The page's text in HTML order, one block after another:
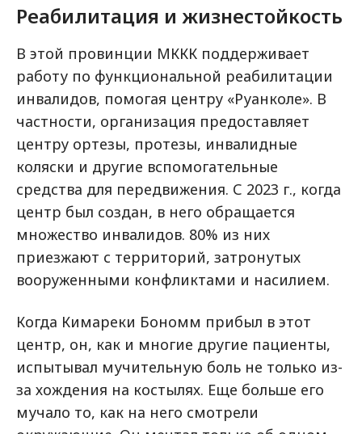
Реабилитация и жизнестойкость
В этой провинции МККК поддерживает
работу по функциональной реабилитации
инвалидов, помогая центру «Руанколе». В
частности, организация предоставляет
центру ортезы, протезы, инвалидные
коляски и другие вспомогательные
средства для передвижения. С 2023 г., когда
центр был создан, в него обращается
множество инвалидов. 80% из них
приезжают с территорий, затронутых
вооруженными конфликтами и насилием.
Когда Кимареки Бономм прибыл в этот
центр, он, как и многие другие пациенты,
испытывал мучительную боль не только из-
за хождения на костылях. Еще больше его
мучало то, как на него смотрели